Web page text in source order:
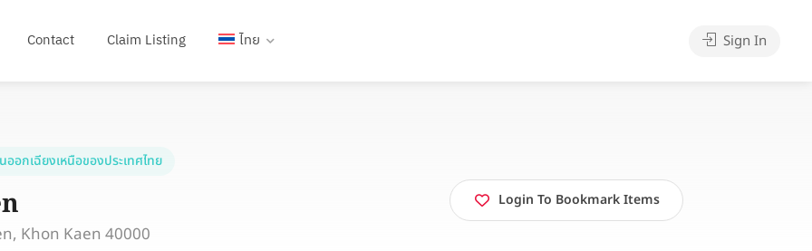
Contact Claim Listing ไทย Sign In
ออกเฉียงเหนือของประเทศไทย
Khon Kaen 40000
Login To Bookmark Items